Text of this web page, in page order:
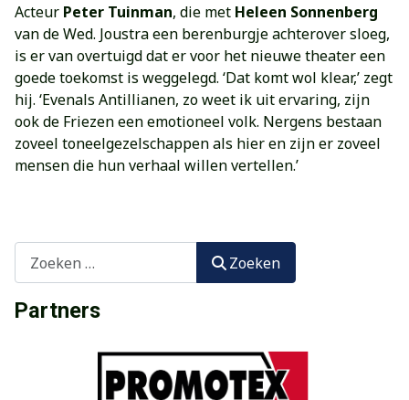
Acteur Peter Tuinman, die met Heleen Sonnenberg
van de Wed. Joustra een berenburgje achterover sloeg,
is er van overtuigd dat er voor het nieuwe theater een
goede toekomst is weggelegd. ‘Dat komt wol klear,’ zegt
hij. ‘Evenals Antillianen, zo weet ik uit ervaring, zijn
ook de Friezen een emotioneel volk. Nergens bestaan
zoveel toneelgezelschappen als hier en zijn er zoveel
mensen die hun verhaal willen vertellen.’
Zoeken
Partners